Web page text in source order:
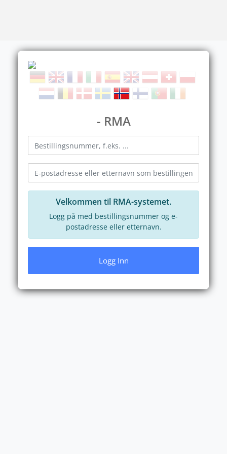
- RMA
Velkommen til RMA-systemet.
Logg på med bestillingsnummer og e-
postadresse eller etternavn.
Logg Inn